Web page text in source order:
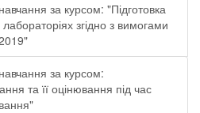
за курсом: "Підготовка
згідно з вимогами
за курсом:
та її оцінювання під час